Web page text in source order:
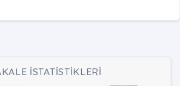
İSTATİSTİKLERİ